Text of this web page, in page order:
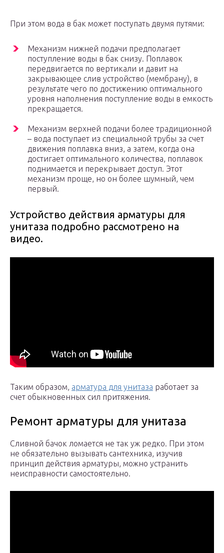
При этом вода в бак может поступать двумя путями:
Механизм нижней подачи предполагает
поступление воды в бак снизу. Поплавок
передвигается по вертикали и давит на
закрывающее слив устройство (мембрану), в
результате чего по достижению оптимального
уровня наполнения поступление воды в емкость
прекращается.
Механизм верхней подачи более традиционной
– вода поступает из специальной трубы за счет
движения поплавка вниз, а затем, когда она
достигает оптимального количества, поплавок
поднимается и перекрывает доступ. Этот
механизм проще, но он более шумный, чем
первый.
Устройство действия арматуры для
унитаза подробно рассмотрено на
видео.
Таким образом, арматура для унитаза работает за
счет обыкновенных сил притяжения.
Ремонт арматуры для унитаза
Сливной бачок ломается не так уж редко. При этом
не обязательно вызывать сантехника, изучив
принцип действия арматуры, можно устранить
неисправности самостоятельно.